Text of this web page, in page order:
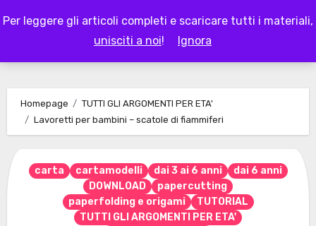
Per leggere gli articoli completi e scaricare tutti i materiali,
unisciti a noi! Ignora
to
LAPAPPADOLCE
Homepage
TUTTI GLI ARGOMENTI PER ETA'
Lavoretti per bambini – scatole di fiammiferi
carta cartamodelli dai 3 ai 6 anni
dai 6 anni
DOWNLOAD
papercutting
paperfolding e origami
TUTORIAL
TUTTI GLI ARGOMENTI PER ETA'